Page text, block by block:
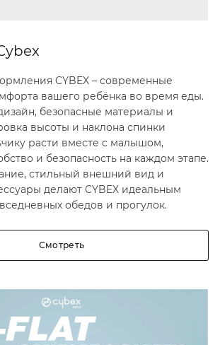
CYBEX – современные
вашего ребёнка во время еды.
безопасные материалы и
высоты и наклона спинки
расти вместе с малышом,
и безопасность на каждом этапе.
стильный внешний вид и
делают CYBEX идеальным
обедов и прогулок.
Смотреть